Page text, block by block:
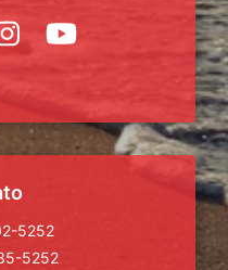
5252
5252